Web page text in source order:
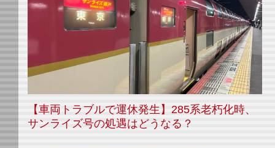
【車両トラブルで運休発生】285系老朽化時、
サンライズ号の処遇はどうなる？